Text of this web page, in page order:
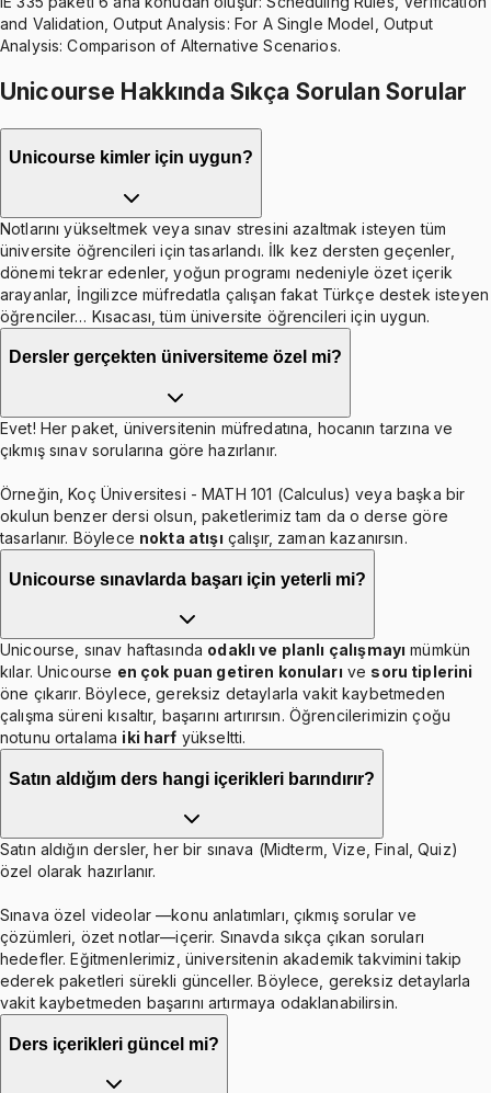
and Validation, Output Analysis: For A Single Model, Output
Analysis: Comparison of Alternative Scenarios.
Unicourse Hakkında Sıkça Sorulan Sorular
Unicourse kimler için uygun?
Notlarını yükseltmek veya sınav stresini azaltmak isteyen tüm
üniversite öğrencileri için tasarlandı. İlk kez dersten geçenler,
dönemi tekrar edenler, yoğun programı nedeniyle özet içerik
arayanlar, İngilizce müfredatla çalışan fakat Türkçe destek isteyen
öğrenciler… Kısacası, tüm üniversite öğrencileri için uygun.
Dersler gerçekten üniversiteme özel mi?
Evet! Her paket, üniversitenin müfredatına, hocanın tarzına ve
çıkmış sınav sorularına göre hazırlanır.
Örneğin, Koç Üniversitesi - MATH 101 (Calculus) veya başka bir
okulun benzer dersi olsun, paketlerimiz tam da o derse göre
tasarlanır. Böylece nokta atışı çalışır, zaman kazanırsın.
Unicourse sınavlarda başarı için yeterli mi?
Unicourse, sınav haftasında odaklı ve planlı çalışmayı mümkün
kılar. Unicourse en çok puan getiren konuları ve soru tiplerini
öne çıkarır. Böylece, gereksiz detaylarla vakit kaybetmeden
çalışma süreni kısaltır, başarını artırırsın. Öğrencilerimizin çoğu
notunu ortalama iki harf yükseltti.
Satın aldığım ders hangi içerikleri barındırır?
Satın aldığın dersler, her bir sınava (Midterm, Vize, Final, Quiz)
özel olarak hazırlanır.
Sınava özel videolar —konu anlatımları, çıkmış sorular ve
çözümleri, özet notlar—içerir. Sınavda sıkça çıkan soruları
hedefler. Eğitmenlerimiz, üniversitenin akademik takvimini takip
ederek paketleri sürekli günceller. Böylece, gereksiz detaylarla
vakit kaybetmeden başarını artırmaya odaklanabilirsin.
Ders içerikleri güncel mi?